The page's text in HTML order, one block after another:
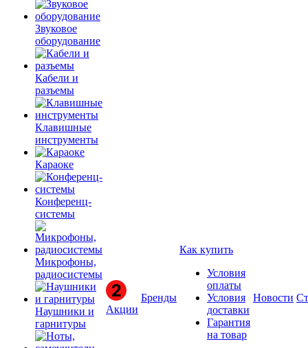
Звуковое
оборудование
Кабели и
разъемы
Клавишные
инструменты
Караоке
Конференц-
системы
Микрофоны,
радиосистемы
Наушники и
гарнитуры
Акции
Бренды
Как купить
Условия
оплаты
Условия
доставки
Гарантия
на товар
Новости